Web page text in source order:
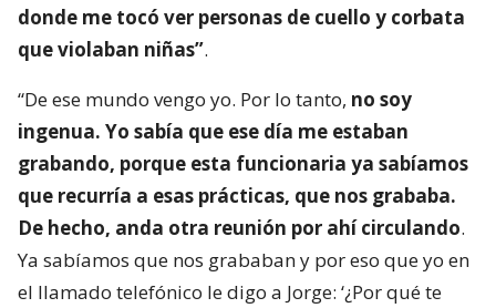
donde me tocó ver personas de cuello y corbata
que violaban niñas”.
“De ese mundo vengo yo. Por lo tanto, no soy
ingenua. Yo sabía que ese día me estaban
grabando, porque esta funcionaria ya sabíamos
que recurría a esas prácticas, que nos grababa.
De hecho, anda otra reunión por ahí circulando.
Ya sabíamos que nos grababan y por eso que yo en
el llamado telefónico le digo a Jorge: ‘¿Por qué te